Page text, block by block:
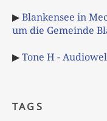
▶Blankensee in
um die Gemeinde
▶Tone H -
TAGS